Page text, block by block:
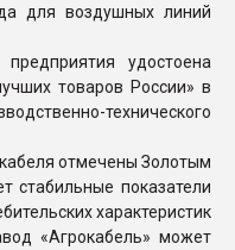
для воздушных линий
удостоена
товаров России» в
технического
отмечены Золотым
стабильные показатели
характеристик
«Агрокабель» может